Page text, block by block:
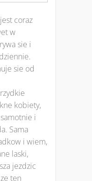
coraz
w
sie i
sie od
kobiety,
i
Sama
i wiem,
laski,
jezdzic
ten